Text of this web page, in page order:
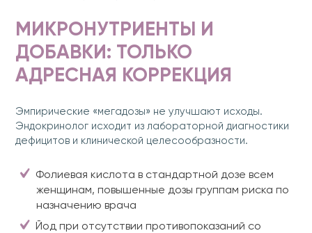
МИКРОНУТРИЕНТЫ И
ДОБАВКИ: ТОЛЬКО
АДРЕСНАЯ КОРРЕКЦИЯ
Эмпирические «мегадозы» не улучшают исходы.
Эндокринолог исходит из лабораторной диагностики
дефицитов и клинической целесообразности.
Фолиевая кислота в стандартной дозе всем
женщинам, повышенные дозы группам риска по
назначению врача
Йод при отсутствии противопоказаний со